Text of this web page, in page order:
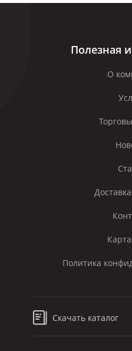
Полезная
О
Политика
Скачать каталог